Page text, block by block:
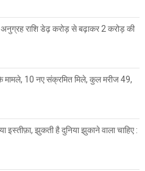
अनुग्रह राशि डेढ़ करोड़ से बढ़ाकर 2 करोड़ की
मामले, 10 नए संक्रमित मिले, कुल मरीज 49,
इस्तीफ़ा, झुकती है दुनिया झुकाने वाला चाहिए :